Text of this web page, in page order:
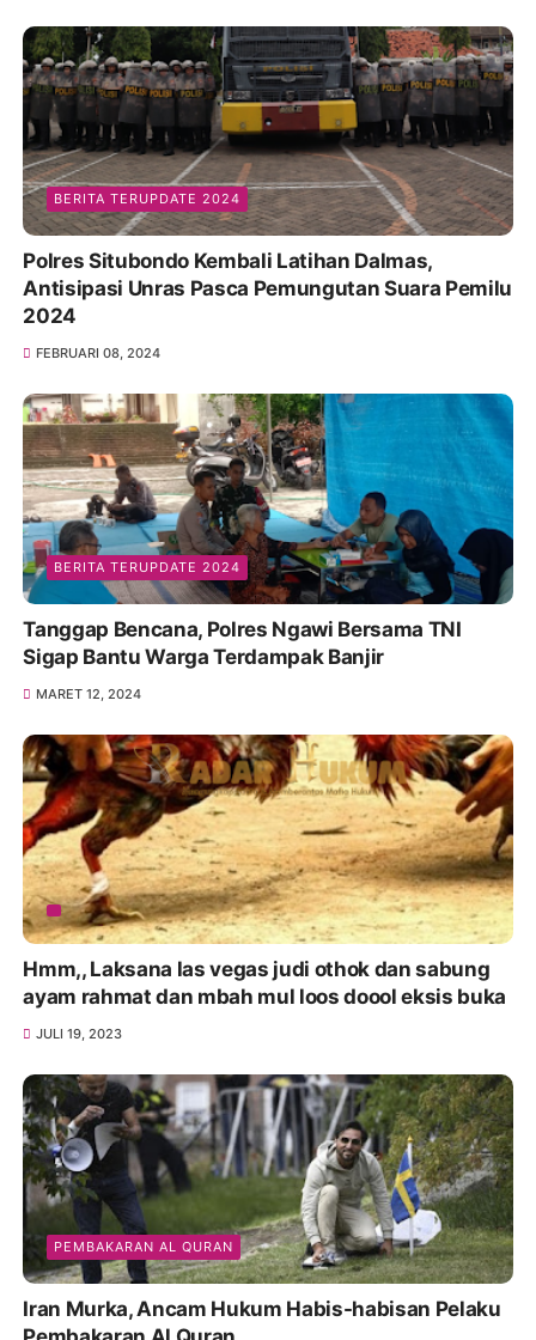
BERITA TERUPDATE 2024
Polres Situbondo Kembali Latihan Dalmas,
Antisipasi Unras Pasca Pemungutan Suara Pemilu
2024
FEBRUARI 08, 2024
BERITA TERUPDATE 2024
Tanggap Bencana, Polres Ngawi Bersama TNI
Sigap Bantu Warga Terdampak Banjir
MARET 12, 2024
Hmm,, Laksana las vegas judi othok dan sabung
ayam rahmat dan mbah mul loos doool eksis buka
JULI 19, 2023
PEMBAKARAN AL QURAN
Iran Murka, Ancam Hukum Habis-habisan Pelaku